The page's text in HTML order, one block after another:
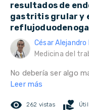
resultados de
gastritis grular y
César
Medicina del
No debería ser algo
Leer más
remove_red_eye 262 vistas volunteer_activism